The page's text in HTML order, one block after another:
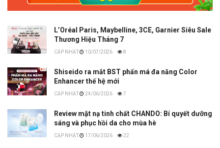
L’Oréal Paris, Maybelline, 3CE, Garnier Siêu Sale
Thương Hiệu Tháng 7
10/07/2026 8
Shiseido ra mắt BST phấn má đa năng Color
Enhancer thế hệ mới
24/06/2026 7
Review mặt nạ tinh chất CHANDO: Bí quyết dưỡng
sáng và phục hồi da cho mùa hè
17/06/2026 22